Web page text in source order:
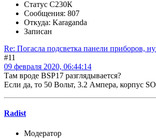
Статус С230К
Сообщения: 807
Откуда: Karaganda
Записан
Re: Погасла подсветка панели приборов,
#11
09 февраля 2020, 06:44:14
Там вроде BSP17 разглядывается?
Если да, то 50 Вольт, 3.2 Ампера, корпус
Radist
Модератор